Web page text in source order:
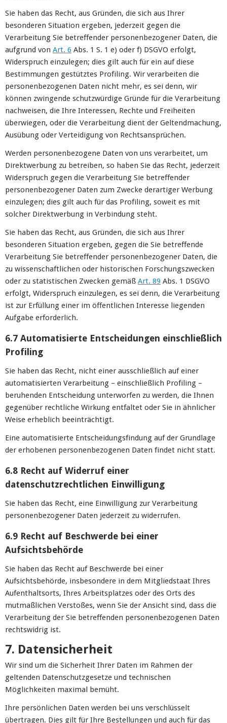
Sie haben das Recht, aus Gründen, die sich aus Ihrer
besonderen Situation ergeben, jederzeit gegen die
Verarbeitung Sie betreffender personenbezogener Daten, die
aufgrund von Art. 6 Abs. 1 S. 1 e) oder f) DSGVO erfolgt,
Widerspruch einzulegen; dies gilt auch für ein auf diese
Bestimmungen gestütztes Profiling. Wir verarbeiten die
personenbezogenen Daten nicht mehr, es sei denn, wir
können zwingende schutzwürdige Gründe für die Verarbeitung
nachweisen, die Ihre Interessen, Rechte und Freiheiten
überwiegen, oder die Verarbeitung dient der Geltendmachung,
Ausübung oder Verteidigung von Rechtsansprüchen.
Werden personenbezogene Daten von uns verarbeitet, um
Direktwerbung zu betreiben, so haben Sie das Recht, jederzeit
Widerspruch gegen die Verarbeitung Sie betreffender
personenbezogener Daten zum Zwecke derartiger Werbung
einzulegen; dies gilt auch für das Profiling, soweit es mit
solcher Direktwerbung in Verbindung steht.
Sie haben das Recht, aus Gründen, die sich aus Ihrer
besonderen Situation ergeben, gegen die Sie betreffende
Verarbeitung Sie betreffender personenbezogener Daten, die
zu wissenschaftlichen oder historischen Forschungszwecken
oder zu statistischen Zwecken gemäß Art. 89 Abs. 1 DSGVO
erfolgt, Widerspruch einzulegen, es sei denn, die Verarbeitung
ist zur Erfüllung einer im öffentlichen Interesse liegenden
Aufgabe erforderlich.
6.7 Automatisierte Entscheidungen einschließlich
Profiling
Sie haben das Recht, nicht einer ausschließlich auf einer
automatisierten Verarbeitung – einschließlich Profiling –
beruhenden Entscheidung unterworfen zu werden, die Ihnen
gegenüber rechtliche Wirkung entfaltet oder Sie in ähnlicher
Weise erheblich beeinträchtigt.
Eine automatisierte Entscheidungsfindung auf der Grundlage
der erhobenen personenbezogenen Daten findet nicht statt.
6.8 Recht auf Widerruf einer
datenschutzrechtlichen Einwilligung
Sie haben das Recht, eine Einwilligung zur Verarbeitung
personenbezogener Daten jederzeit zu widerrufen.
6.9 Recht auf Beschwerde bei einer
Aufsichtsbehörde
Sie haben das Recht auf Beschwerde bei einer
Aufsichtsbehörde, insbesondere in dem Mitgliedstaat Ihres
Aufenthaltsorts, Ihres Arbeitsplatzes oder des Orts des
mutmaßlichen Verstoßes, wenn Sie der Ansicht sind, dass die
Verarbeitung der Sie betreffenden personenbezogenen Daten
rechtswidrig ist.
7. Datensicherheit
Wir sind um die Sicherheit Ihrer Daten im Rahmen der
geltenden Datenschutzgesetze und technischen
Möglichkeiten maximal bemüht.
Ihre persönlichen Daten werden bei uns verschlüsselt
übertragen. Dies gilt für Ihre Bestellungen und auch für das